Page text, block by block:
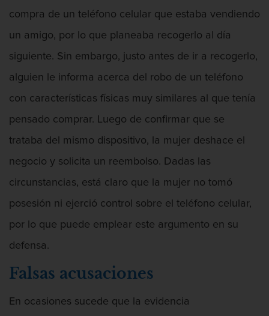
compra de un teléfono celular que estaba vendiendo
un amigo, por lo que planeaba recogerlo al día
siguiente. Sin embargo, justo antes de ir a recogerlo,
alguien le informa acerca del robo de un teléfono
con características físicas muy similares al que tenía
pensado comprar. Luego de confirmar que se
trataba del mismo dispositivo, la mujer deshace el
negocio y solicita un reembolso. Dadas las
circunstancias, está claro que la mujer no tomó
posesión ni ejerció control sobre el teléfono celular,
por lo que puede emplear este argumento en su
defensa.
Falsas acusaciones
En ocasiones sucede que la evidencia
Abuso De Ancianos Y Adultos
Dependientes
Abuso Infantil
Actos Lascivos Con Un Menor